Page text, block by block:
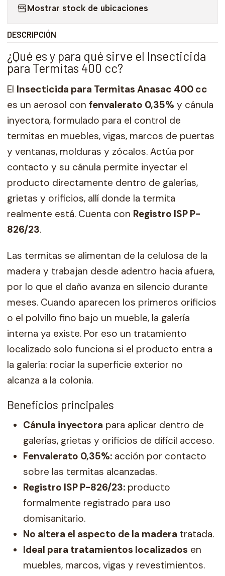
Mostrar stock de ubicaciones
DESCRIPCIÓN
¿Qué es y para qué sirve el Insecticida
para Termitas 400 cc?
El Insecticida para Termitas Anasac 400 cc
es un aerosol confenvalerato 0,35% y cánula
inyectora, formulado para el control de
termitas en muebles, vigas, marcos de puertas
y ventanas, molduras y zócalos. Actúa por
contacto y su cánula permite inyectar el
producto directamente dentro de galerías,
grietas y orificios, allí donde la termita
realmente está. Cuenta con Registro ISP P-
826/23.
Las termitas se alimentan de la celulosa de la
madera y trabajan desde adentro hacia afuera,
por lo que el daño avanza en silencio durante
meses. Cuando aparecen los primeros orificios
o el polvillo fino bajo un mueble, la galería
interna ya existe. Por eso un tratamiento
localizado solo funciona si el producto entra a
la galería: rociar la superficie exterior no
alcanza a la colonia.
Beneficios principales
Cánula inyectora para aplicar dentro de
galerías, grietas y orificios de difícil acceso.
Fenvalerato 0,35%: acción por contacto
sobre las termitas alcanzadas.
Registro ISP P-826/23: producto
formalmente registrado para uso
domisanitario.
No altera el aspecto de la madera tratada.
Ideal para tratamientos localizados en
muebles, marcos, vigas y revestimientos.